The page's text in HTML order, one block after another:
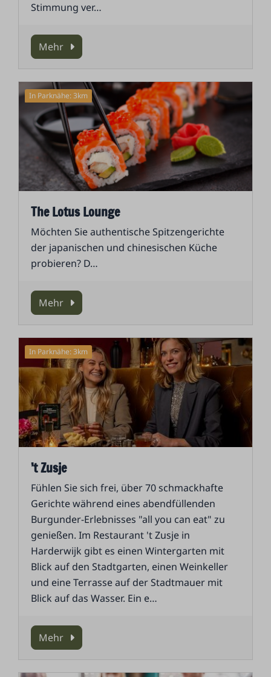
Stimmung ver…
Mehr
In Parknähe: 3km
The Lotus Lounge
Möchten Sie authentische Spitzengerichte
der japanischen und chinesischen Küche
probieren? D…
Mehr
In Parknähe: 3km
’t Zusje
Fühlen Sie sich frei, über 70 schmackhafte
Gerichte während eines abendfüllenden
Burgunder-Erlebnisses "all you can eat" zu
genießen. Im Restaurant 't Zusje in
Harderwijk gibt es einen Wintergarten mit
Blick auf den Stadtgarten, einen Weinkeller
und eine Terrasse auf der Stadtmauer mit
Blick auf das Wasser. Ein e…
Mehr